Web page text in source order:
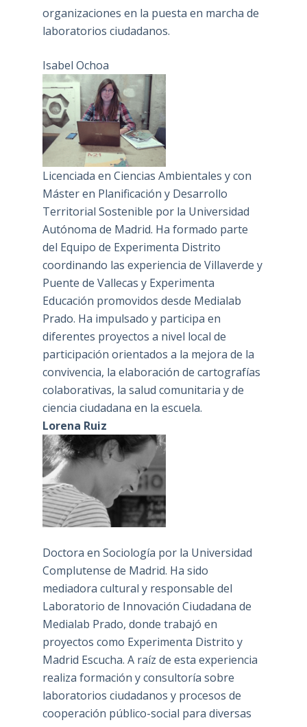
organizaciones en la puesta en marcha de
laboratorios ciudadanos.
Isabel Ochoa
Licenciada en Ciencias Ambientales y con
Máster en Planificación y Desarrollo
Territorial Sostenible por la Universidad
Autónoma de Madrid. Ha formado parte
del Equipo de Experimenta Distrito
coordinando las experiencia de Villaverde y
Puente de Vallecas y Experimenta
Educación promovidos desde Medialab
Prado. Ha impulsado y participa en
diferentes proyectos a nivel local de
participación orientados a la mejora de la
convivencia, la elaboración de cartografías
colaborativas, la salud comunitaria y de
ciencia ciudadana en la escuela.
Lorena Ruiz
Doctora en Sociología por la Universidad
Complutense de Madrid. Ha sido
mediadora cultural y responsable del
Laboratorio de Innovación Ciudadana de
Medialab Prado, donde trabajó en
proyectos como Experimenta Distrito y
Madrid Escucha. A raíz de esta experiencia
realiza formación y consultoría sobre
laboratorios ciudadanos y procesos de
cooperación público-social para diversas